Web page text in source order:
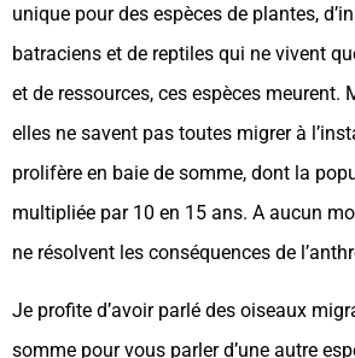
unique pour des espèces de plantes,
batraciens et de reptiles qui ne vivent
et de ressources, ces espèces meurent.
elles ne savent pas toutes migrer à
prolifère en baie de somme, dont la
multipliée par 10 en 15 ans. A aucun
ne résolvent les conséquences de
Je profite d’avoir parlé des oiseaux
somme pour vous parler d’une autre